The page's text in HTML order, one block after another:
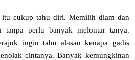
itu cukup tahu diri. Memilih diam dan
tanpa perlu banyak melontar tanya.
ingin tahu alasan kenapa gadis
cintanya. Banyak kemungkinan